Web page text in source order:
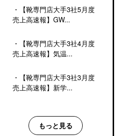
・
【靴専門店大手3社5月度
売上高速報】GW...
・
【靴専門店大手3社4月度
売上高速報】気温...
・
【靴専門店大手3社3月度
売上高速報】新学...
もっと見る